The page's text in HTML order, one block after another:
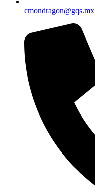
cmondragon@gqs.mx